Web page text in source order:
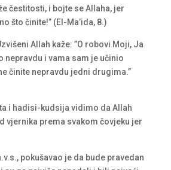
čestitosti, i bojte se Allaha, jer
što činite!” (El-Ma’ida, 8.)
Allah kaže: ”O robovi Moji, Ja
nepravdu i vama sam je učinio
činite nepravdu jedni drugima.”
i hadisi-kudsija vidimo da Allah
vjernika prema svakom čovjeku jer
pokušavao je da bude pravedan